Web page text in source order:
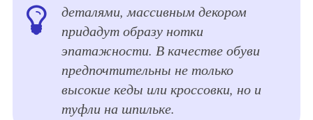
деталями, массивным декором
придадут образу нотки
эпатажности. В качестве обуви
предпочтительны не только
высокие кеды или кроссовки, но и
туфли на шпильке.